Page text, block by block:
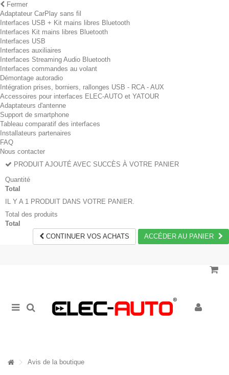
Fermer
Adaptateur CarPlay sans fil
Interfaces USB + Kit mains libres Bluetooth
Interfaces Kit mains libres Bluetooth
Interfaces USB
Interfaces auxiliaires
Interfaces Streaming Audio Bluetooth
Interfaces commandes au volant
Démontage autoradio
Intégration prises, borniers, rallonges USB - RCA - AUX
Accessoires pour interfaces ELEC-AUTO et YATOUR
Adaptateurs d'antenne
Support de smartphone
Tableau comparatif des interfaces
Installateurs partenaires
FAQ
Nous contacter
PRODUIT AJOUTÉ AVEC SUCCÈS À VOTRE PANIER
Quantité
Total
IL Y A 1 PRODUIT DANS VOTRE PANIER.
Total des produits
Total
CONTINUER VOS ACHATS
ACCÉDER AU PANIER
Avis de la boutique